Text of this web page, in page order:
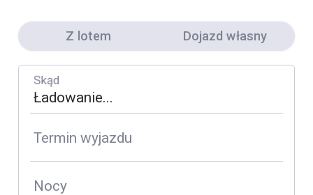
Z lotem Dojazd własny
Skąd
Termin wyjazdu
Nocy